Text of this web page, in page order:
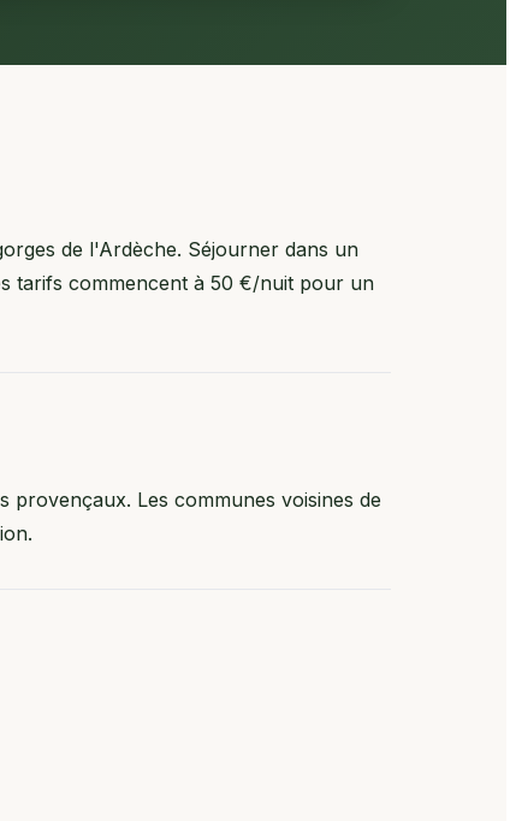
de l'Ardèche. Séjourner dans un
tarifs commencent à 50 €/nuit pour un
provençaux. Les communes voisines de